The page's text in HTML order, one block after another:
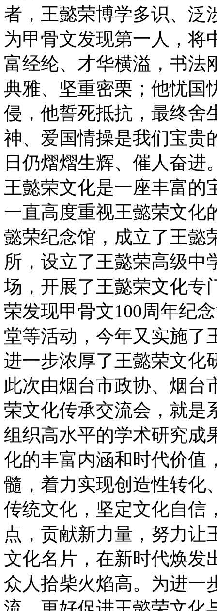
者，王懿荣博学多识、泛
为甲骨文发现第一人，将
富经纶、才华横溢，书法
典雅、坚重密栗；他忧国
侵，他誓死抵抗，最终舍
神、爱国情操是我们宝贵
日仍熠熠生辉、催人奋进
王懿荣文化是一座丰富的
一直高度重视王懿荣文化
懿荣纪念馆，成立了王懿
所，设立了王懿荣高级中
场，开展了王懿荣文化专
荣发现甲骨文100周年纪
堂等活动，今年又实施了
进一步浓厚了王懿荣文化
此次由烟台市政协、烟台
荣文化传承交流会，就是
组织高水平的学术研究成
化的丰富内涵和时代价值
髓，着力实现创造性转化
传统文化，坚定文化自信
点，贡献新力量，努力让
文化名片，在新时代焕发
众人拾柴火焰高。为进一